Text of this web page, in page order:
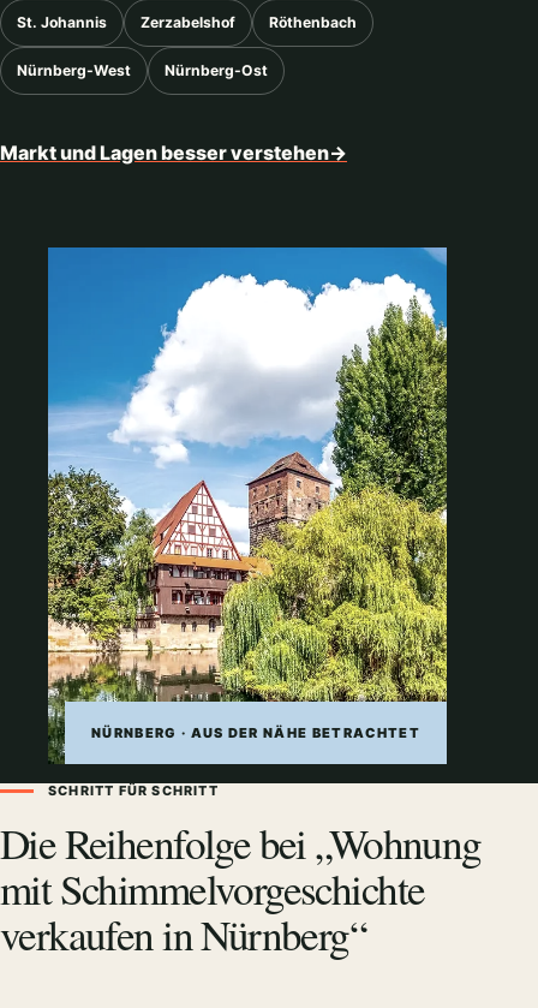
NÜRNBERG · AUS DER NÄHE BETRACHTET
St. Johannis Zerzabelshof Röthenbach
Nürnberg-West Nürnberg-Ost
Markt und Lagen besser verstehen→
SCHRITT FÜR SCHRITT
Die Reihenfolge bei „Wohnung
mit Schimmelvorgeschichte
verkaufen in Nürnberg“